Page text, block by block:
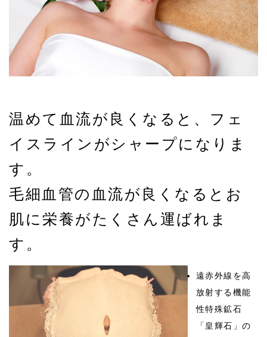
温めて血流が良くなると、フェ
イスラインがシャープになりま
す。
毛細血管の血流が良くなるとお
肌に栄養がたくさん運ばれま
す。
遠赤外線を高
放射する機能
性特殊鉱石
「皇輝石」の